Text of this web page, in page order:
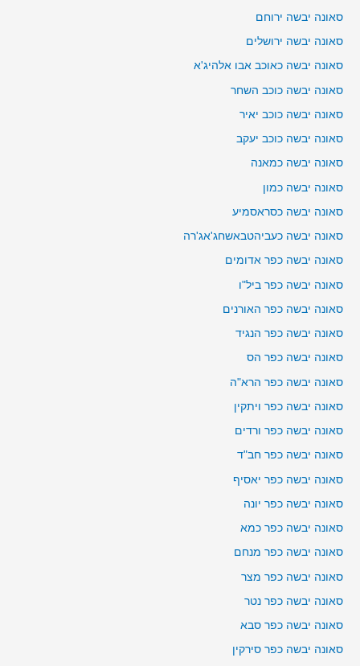
סאונה יבשה ירוחם
סאונה יבשה ירושלים
סאונה יבשה כאוכב אבו אלהיג'א
סאונה יבשה כוכב השחר
סאונה יבשה כוכב יאיר
סאונה יבשה כוכב יעקב
סאונה יבשה כמאנה
סאונה יבשה כמון
סאונה יבשה כסראסמיע
סאונה יבשה כעביהטבאשחג'אג'רה
סאונה יבשה כפר אדומים
סאונה יבשה כפר ביל"ו
סאונה יבשה כפר האורנים
סאונה יבשה כפר הנגיד
סאונה יבשה כפר הס
סאונה יבשה כפר הרא"ה
סאונה יבשה כפר ויתקין
סאונה יבשה כפר ורדים
סאונה יבשה כפר חב"ד
סאונה יבשה כפר יאסיף
סאונה יבשה כפר יונה
סאונה יבשה כפר כמא
סאונה יבשה כפר מנחם
סאונה יבשה כפר מצר
סאונה יבשה כפר נטר
סאונה יבשה כפר סבא
סאונה יבשה כפר סירקין